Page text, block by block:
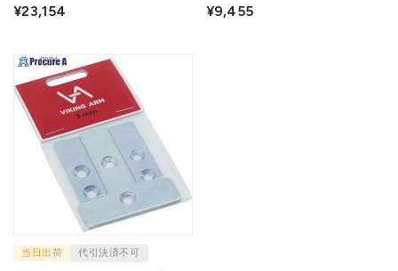
¥23,154
個 ▼632-0611
¥9,455
当日出荷 代引決済不可